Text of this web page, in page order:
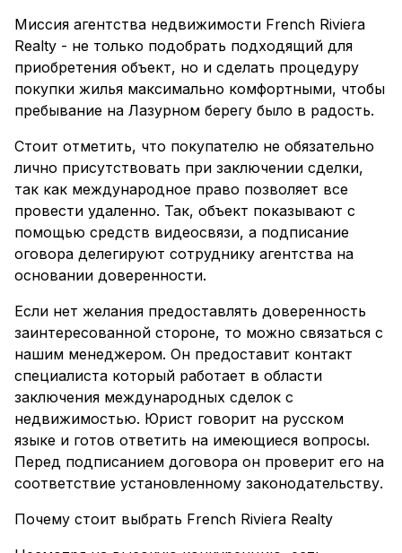
Миссия агентства недвижимости French Riviera
Realty - не только подобрать подходящий для
приобретения объект, но и сделать процедуру
покупки жилья максимально комфортными, чтобы
пребывание на Лазурном берегу было в радость.
Стоит отметить, что покупателю не обязательно
лично присутствовать при заключении сделки,
так как международное право позволяет все
провести удаленно. Так, объект показывают с
помощью средств видеосвязи, а подписание
оговора делегируют сотруднику агентства на
основании доверенности.
Если нет желания предоставлять доверенность
заинтересованной стороне, то можно связаться с
нашим менеджером. Он предоставит контакт
специалиста который работает в области
заключения международных сделок с
недвижимостью. Юрист говорит на русском
языке и готов ответить на имеющиеся вопросы.
Перед подписанием договора он проверит его на
соответствие установленному законодательству.
Почему стоит выбрать French Riviera Realty